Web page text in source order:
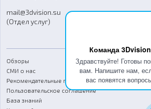
Команда 3Dvision
Здравствуйте! Готовы
вам. Напишите нам,
вас появятся
mail@3dvision.su
(Отдел услуг)
Обзоры
СМИ о нас
Рекомендательные письма
Пользовательское соглашение
База знаний